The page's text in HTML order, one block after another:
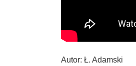
Autor: Ł. Adamski